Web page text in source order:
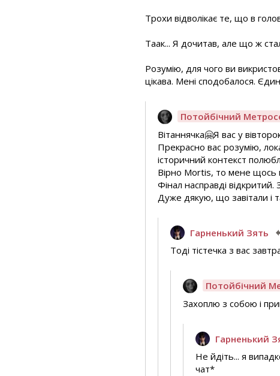
Трохи відволікає те, що в
Таак... Я дочитав, але що ж
Розумію, для чого ви
цікава. Мені сподобалося.
Потойбічний
Вітаннячка🤗Я вас у
Прекрасно вас розумію,
історичний контекст
Вірно Mortis, то мене щось
Фінал насправді
Дуже дякую, що завітали і
Гарненький Зять
Тоді тістечка з вас
Потойбічний
Захоплю з собою і
Гарненький
Не йдіть... я
чат*